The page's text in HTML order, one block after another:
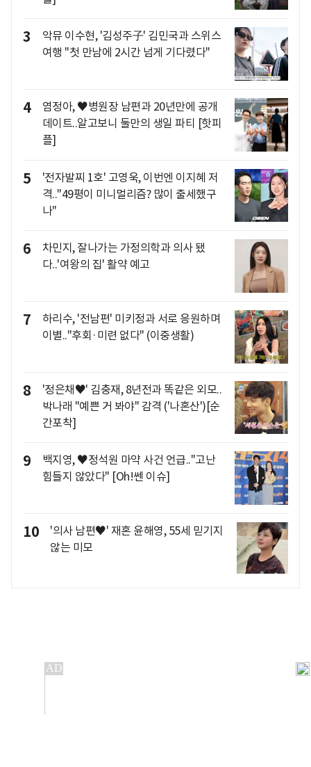
3
악뮤 이수현, '김성주子' 김민국과 스위스
여행 "첫 만남에 2시간 넘게 기다렸다"
4
염정아, ♥병원장 남편과 20년만에 공개
데이트..알고보니 둘만의 생일 파티 [핫피
플]
5
'전자발찌 1호' 고영욱, 이번엔 이지혜 저
격.."49평이 미니멀리즘? 많이 출세했구
나"
6
차민지, 잘나가는 가정의학과 의사 됐
다..'여왕의 집' 활약 예고
7
하리수, '전남편' 미키정과 서로 응원하며
이별.."후회·미련 없다" (이중생활)
8
'정은채♥' 김충재, 8년전과 똑같은 외모..
박나래 "예쁜 거 봐야" 감격 ('나혼산')[순
간포착]
9
백지영, ♥정석원 마약 사건 언급.."고난
힘들지 않았다" [Oh!쎈 이슈]
10
'의사 남편♥' 재혼 윤해영, 55세 믿기지
않는 미모